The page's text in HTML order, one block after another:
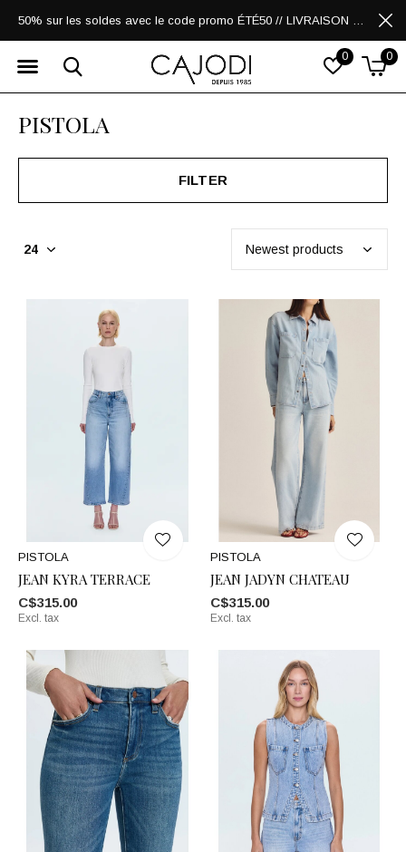
0 0
50% sur les soldes avec le code promo ÉTÉ50 // LIVRAISON GRATUITE POUR LES ACHATS DE 250$ ET PLUS
PISTOLA
FILTER
PISTOLA
JEAN KYRA TERRACE
C$315.00
Excl. tax
PISTOLA
JEAN JADYN CHATEAU
C$315.00
Excl. tax